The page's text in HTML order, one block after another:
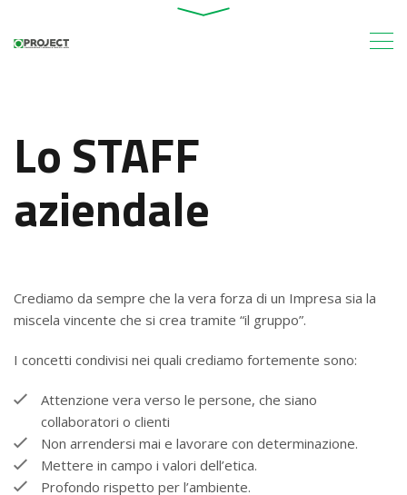
Lo STAFF
aziendale
Crediamo da sempre che la vera forza di un Impresa sia la
miscela vincente che si crea tramite “il gruppo”.
I concetti condivisi nei quali crediamo fortemente sono:
Attenzione vera verso le persone, che siano
collaboratori o clienti
Non arrendersi mai e lavorare con determinazione.
Mettere in campo i valori dell’etica.
Profondo rispetto per l’ambiente.